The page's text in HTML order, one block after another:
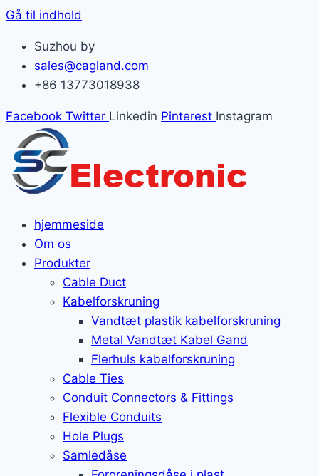
Gå til indhold
Suzhou by
sales@cagland.com
+86 13773018938
Facebook Twitter Linkedin Pinterest Instagram
hjemmeside
Om os
Produkter
Cable Duct
Kabelforskruning
Vandtæt plastik kabelforskruning
Metal Vandtæt Kabel Gand
Flerhuls kabelforskruning
Cable Ties
Conduit Connectors & Fittings
Flexible Conduits
Hole Plugs
Samledåse